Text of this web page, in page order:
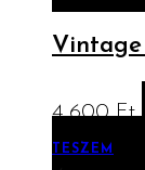
4 600Ft
TESZEM